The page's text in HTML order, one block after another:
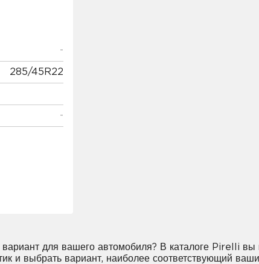
-
285/45R22
-
вариант для вашего автомобиля? В каталоге Pirelli вы
и выбрать вариант, наиболее соответствующий